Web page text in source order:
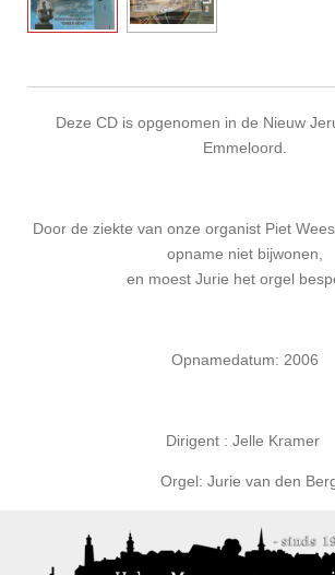
Deze CD is opgenomen in de Nieuw
Emmeloord.
Door de ziekte van onze organist Piet
opname niet bijwonen,
en moest Jurie het orgel
Opnamedatum: 2006
Dirigent : Jelle Kramer
Orgel: Jurie van den